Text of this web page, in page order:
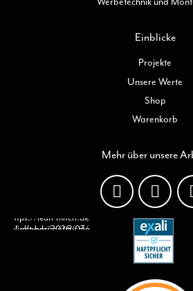
Werbetechnik und
Einblicke
Projekte
Unsere Werte
Shop
Warenkorb
Mehr über unsere